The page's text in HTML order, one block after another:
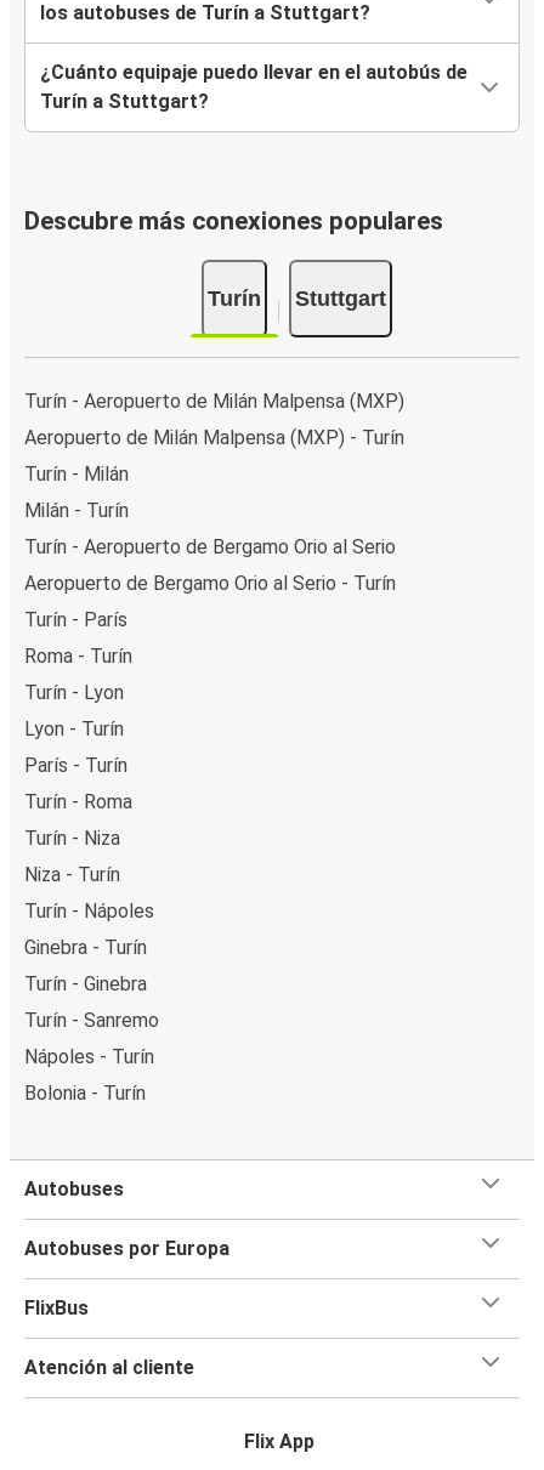
los autobuses de Turín a Stuttgart?
¿Cuánto equipaje puedo llevar en el autobús de
Turín a Stuttgart?
Descubre más conexiones populares
Turín Stuttgart
Turín - Aeropuerto de Milán Malpensa (MXP)
Aeropuerto de Milán Malpensa (MXP) - Turín
Turín - Milán
Milán - Turín
Turín - Aeropuerto de Bergamo Orio al Serio
Aeropuerto de Bergamo Orio al Serio - Turín
Turín - París
Roma - Turín
Turín - Lyon
Lyon - Turín
París - Turín
Turín - Roma
Turín - Niza
Niza - Turín
Turín - Nápoles
Ginebra - Turín
Turín - Ginebra
Turín - Sanremo
Nápoles - Turín
Bolonia - Turín
Autobuses
Autobuses por Europa
FlixBus
Atención al cliente
Flix App